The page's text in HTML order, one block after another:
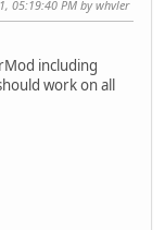
05:19:40 PM by whvler
including
work on all